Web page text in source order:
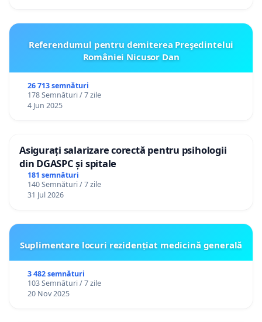
Referendumul pentru demiterea Preşedintelui
României Nicusor Dan
26 713 semnături
178 Semnături / 7 zile
4 Jun 2025
Asigurați salarizare corectă pentru psihologii
din DGASPC și spitale
181 semnături
140 Semnături / 7 zile
31 Jul 2026
Suplimentare locuri rezidențiat medicină generală
3 482 semnături
103 Semnături / 7 zile
20 Nov 2025